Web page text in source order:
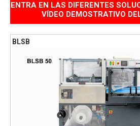
ENTRA EN LAS DIFERENTES
VÍDEO DEMOSTRATIVO
BLSB